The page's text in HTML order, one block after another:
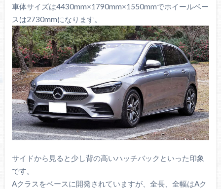
車体サイズは4430mm×1790mm×1550mmでホイールベー
スは2730mmになります。
サイドから見ると少し背の高いハッチバックといった印象
です。
Aクラスをベースに開発されていますが、全長、全幅はAク